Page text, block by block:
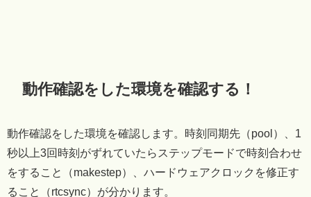
動作確認をした環境を確認する！
動作確認をした環境を確認します。時刻同期先（pool）、1
秒以上3回時刻がずれていたらステップモードで時刻合わせ
をすること（makestep）、ハードウェアクロックを修正す
ること（rtcsync）が分かります。